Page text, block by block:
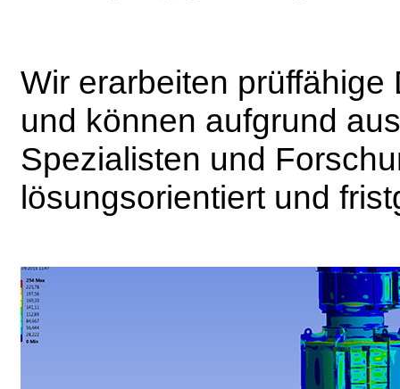
Wir erarbeiten
und können aufgrund
Spezialisten und
lösungsorientiert und